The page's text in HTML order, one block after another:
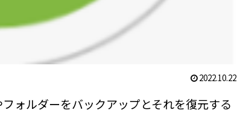
2022.10.22
ォルダーをバックアップとそれを復元する